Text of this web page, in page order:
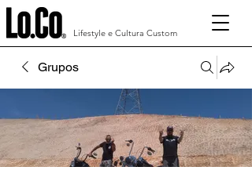
Lifestyle e Cultura Custom
Grupos